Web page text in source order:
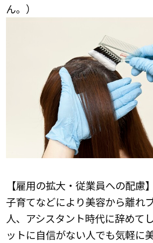
ん。）
【雇用の拡大・従業員への配慮】
子育てなどにより美容から離れ
人、アシスタント時代に辞めて
ットに自信がない人でも気軽に